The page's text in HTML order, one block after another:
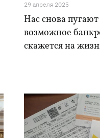
29 апреля 2025
Нас снова
возможное
скажется на